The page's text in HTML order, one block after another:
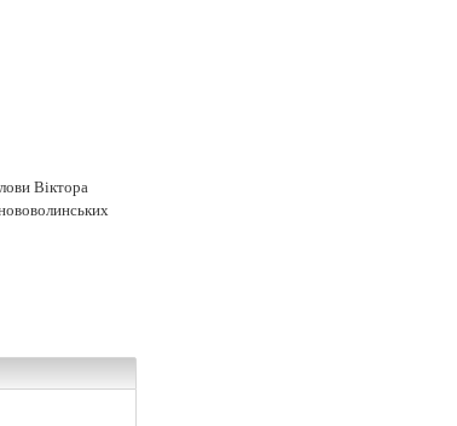
Віктора